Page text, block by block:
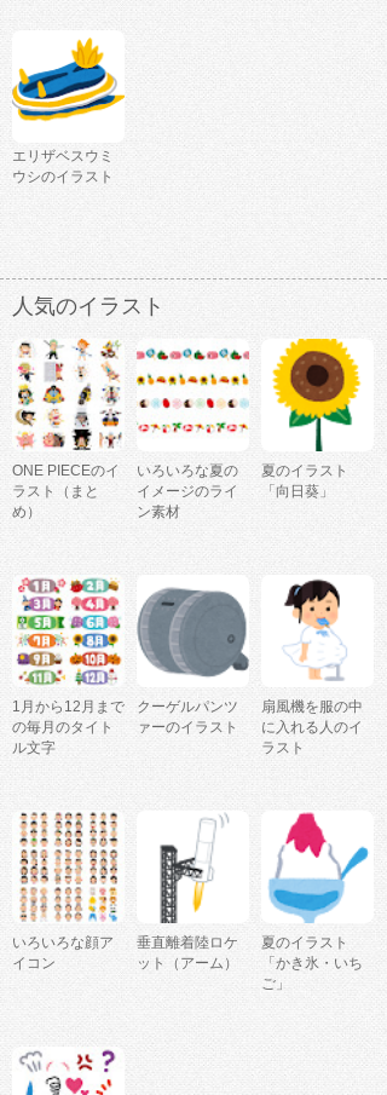
エリザベスウミ
ウシのイラスト
人気のイラスト
ONE PIECEのイ
ラスト（まと
め）
いろいろな夏の
イメージのライ
ン素材
夏のイラスト
「向日葵」
1月から12月まで
の毎月のタイト
ル文字
クーゲルパンツ
ァーのイラスト
扇風機を服の中
に入れる人のイ
ラスト
いろいろな顔ア
イコン
垂直離着陸ロケ
ット（アーム）
夏のイラスト
「かき氷・いち
ご」